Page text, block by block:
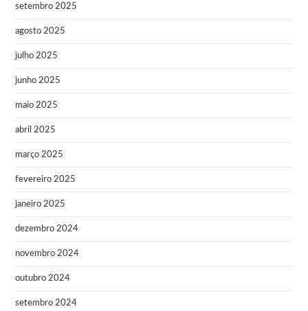
setembro 2025
agosto 2025
julho 2025
junho 2025
maio 2025
abril 2025
março 2025
fevereiro 2025
janeiro 2025
dezembro 2024
novembro 2024
outubro 2024
setembro 2024